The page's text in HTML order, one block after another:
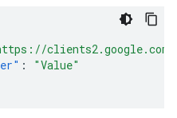
:
"Value"